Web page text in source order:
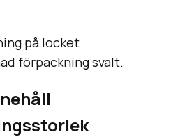
på locket
förpackning svalt.